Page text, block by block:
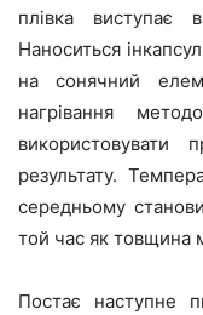
плівка виступає
Наноситься
на сонячний
нагрівання
результату.
середньому
той час як товщина
Постає наступне